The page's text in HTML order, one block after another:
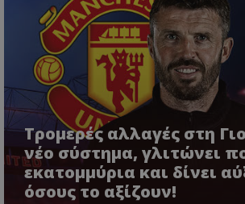
Τρομερές αλλαγές στη
νέο σύστημα, γλιτώνει
εκατομμύρια και δίνει
όσους το αξίζουν!